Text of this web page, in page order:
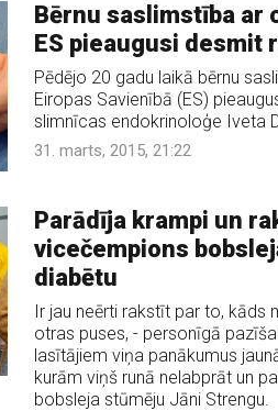
Bērnu saslimstība ar
ES pieaugusi desmit
Pēdējo 20 gadu laikā bērnu
Eiropas Savienībā (ES)
slimnīcas endokrinoloģe Iveta
31. marts, 2015, 21:22
Parādīja krampi un
vicečempions
diabētu
Ir jau neērti rakstīt par to, kāds
otras puses, - personīgā
lasītājiem viņa panākumus
kurām viņš runā nelabprāt un
bobsleja stūmēju Jāni Strengu.